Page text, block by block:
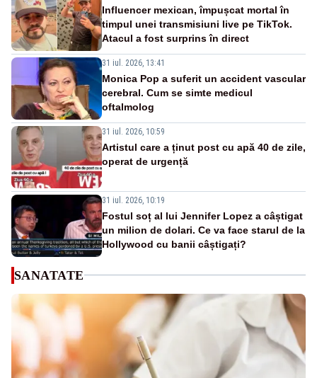
Influencer mexican, împușcat mortal în
timpul unei transmisiuni live pe TikTok.
Atacul a fost surprins în direct
31 iul. 2026, 13:41
Monica Pop a suferit un accident vascular
cerebral. Cum se simte medicul
oftalmolog
31 iul. 2026, 10:59
Artistul care a ținut post cu apă 40 de zile,
operat de urgență
31 iul. 2026, 10:19
Fostul soț al lui Jennifer Lopez a câștigat
un milion de dolari. Ce va face starul de la
Hollywood cu banii câștigați?
SANATATE